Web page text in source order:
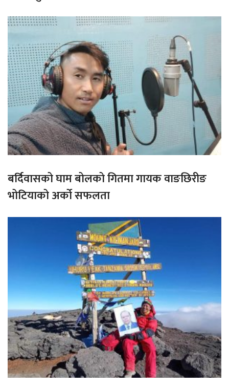
बर्दिवासको घाम बोलको गितमा गायक वाङछिरीङ
भोटियाको अर्को सफलता